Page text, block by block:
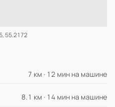
55.2172
7 км · 12 мин на машине
8.1 км · 14 мин на машине